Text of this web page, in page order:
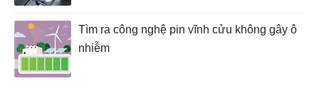
Tìm ra công nghệ pin vĩnh cửu không gây ô
nhiễm